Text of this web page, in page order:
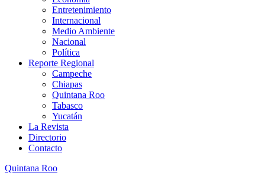
Entretenimiento
Internacional
Medio Ambiente
Nacional
Política
Reporte Regional
Campeche
Chiapas
Quintana Roo
Tabasco
Yucatán
La Revista
Directorio
Contacto
Quintana Roo